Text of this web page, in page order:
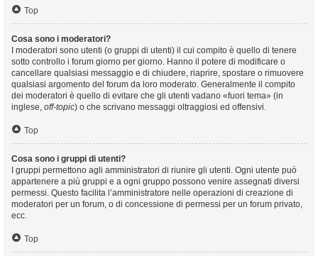
Top
Cosa sono i moderatori?
I moderatori sono utenti (o gruppi di utenti) il cui compito è quello di tenere
sotto controllo i forum giorno per giorno. Hanno il potere di modificare o
cancellare qualsiasi messaggio e di chiudere, riaprire, spostare o rimuovere
qualsiasi argomento del forum da loro moderato. Generalmente il compito
dei moderatori è quello di evitare che gli utenti vadano «fuori tema» (in
inglese, off-topic) o che scrivano messaggi oltraggiosi ed offensivi.
Top
Cosa sono i gruppi di utenti?
I gruppi permettono agli amministratori di riunire gli utenti. Ogni utente può
appartenere a più gruppi e a ogni gruppo possono venire assegnati diversi
permessi. Questo facilita l’amministratore nelle operazioni di creazione di
moderatori per un forum, o di concessione di permessi per un forum privato,
ecc.
Top